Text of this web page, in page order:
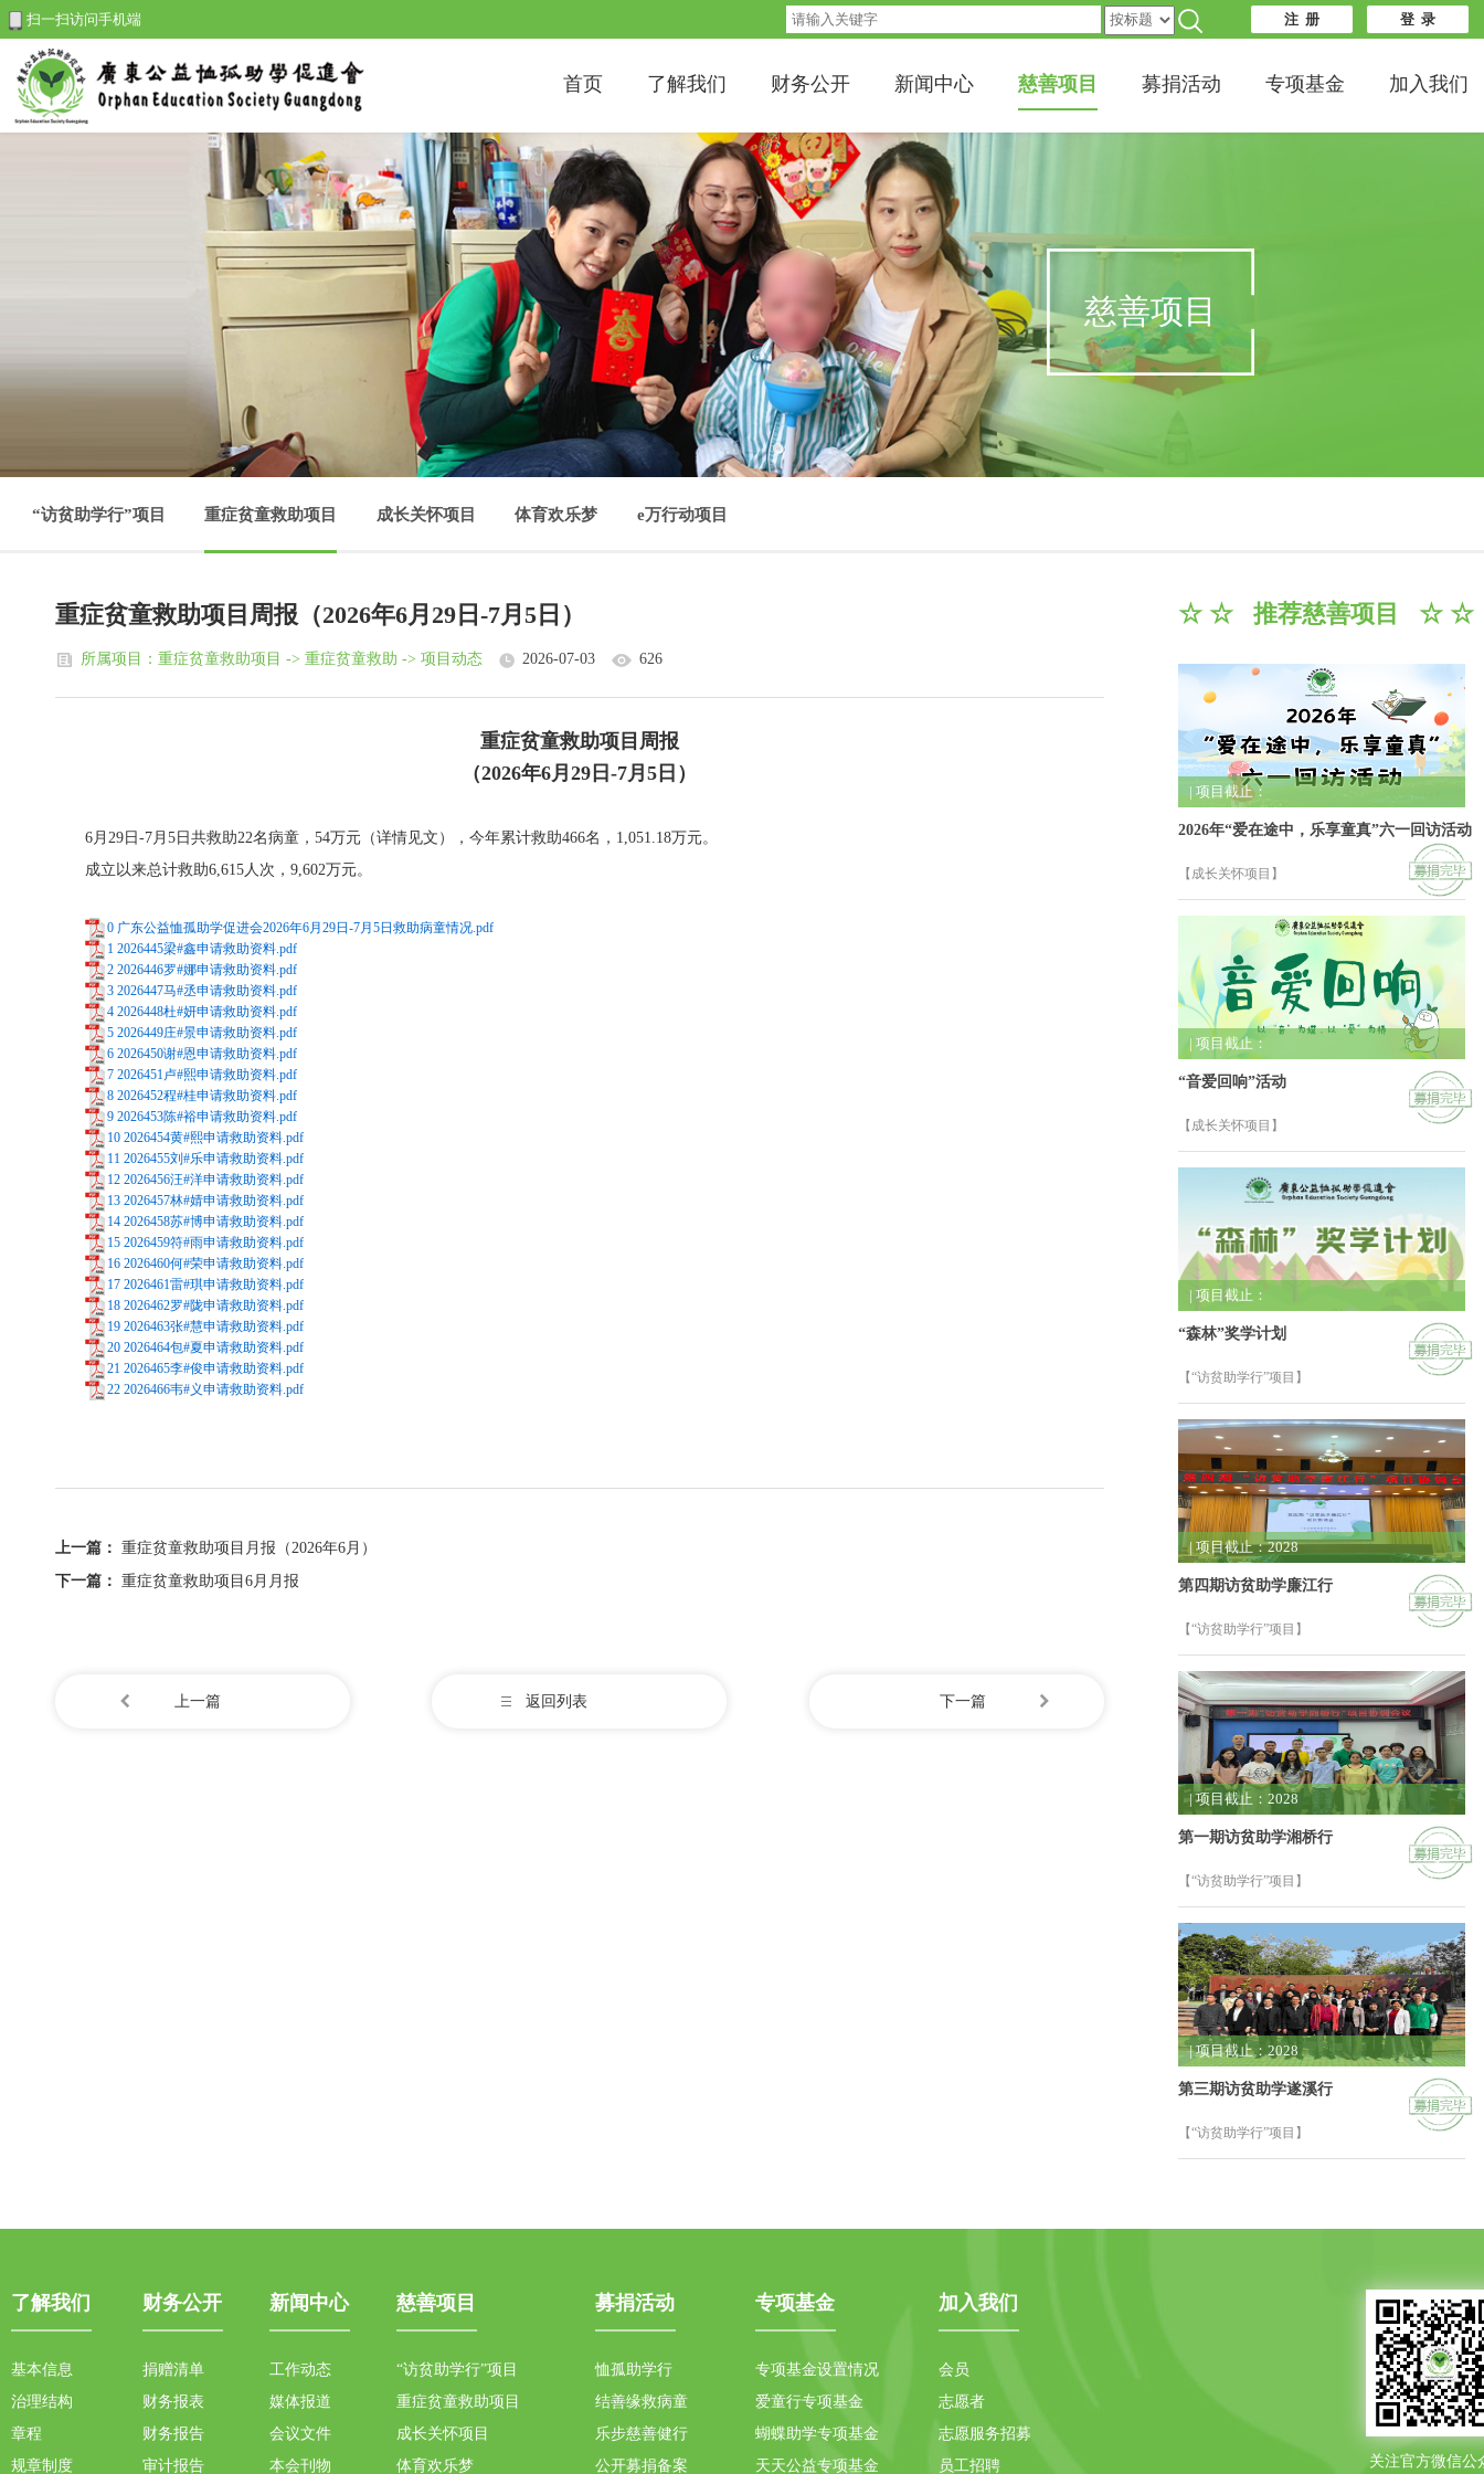
扫一扫访问手机端 注 册 登 录
首页 了解我们 财务公开 新闻中心 慈善项目 募捐活动 专项基金 加入我们
慈善项目
“访贫助学行”项目 重症贫童救助项目 成长关怀项目 体育欢乐梦 e万行动项目
重症贫童救助项目周报（2026年6月29日-7月5日）
所属项目：重症贫童救助项目 -> 重症贫童救助 -> 项目动态 2026-07-03 626
重症贫童救助项目周报
（2026年6月29日-7月5日）
6月29日-7月5日共救助22名病童，54万元（详情见文），今年累计救助466名，1,051.18万元。
成立以来总计救助6,615人次，9,602万元。
0 广东公益恤孤助学促进会2026年6月29日-7月5日救助病童情况.pdf
1 2026445梁#鑫申请救助资料.pdf
2 2026446罗#娜申请救助资料.pdf
3 2026447马#丞申请救助资料.pdf
4 2026448杜#妍申请救助资料.pdf
5 2026449庄#景申请救助资料.pdf
6 2026450谢#恩申请救助资料.pdf
7 2026451卢#熙申请救助资料.pdf
8 2026452程#桂申请救助资料.pdf
9 2026453陈#裕申请救助资料.pdf
10 2026454黄#熙申请救助资料.pdf
11 2026455刘#乐申请救助资料.pdf
12 2026456汪#洋申请救助资料.pdf
13 2026457林#婧申请救助资料.pdf
14 2026458苏#博申请救助资料.pdf
15 2026459符#雨申请救助资料.pdf
16 2026460何#荣申请救助资料.pdf
17 2026461雷#琪申请救助资料.pdf
18 2026462罗#陇申请救助资料.pdf
19 2026463张#慧申请救助资料.pdf
20 2026464包#夏申请救助资料.pdf
21 2026465李#俊申请救助资料.pdf
22 2026466韦#义申请救助资料.pdf
上一篇： 重症贫童救助项目月报（2026年6月）
下一篇： 重症贫童救助项目6月月报
上一篇 返回列表 下一篇
☆ ☆ 推荐慈善项目 ☆ ☆
| 项目截止：
2026年“爱在途中，乐享童真”六一回访活动
【成长关怀项目】
| 项目截止：
“音爱回响”活动
【成长关怀项目】
| 项目截止：
“森林”奖学计划
【“访贫助学行”项目】
| 项目截止：2028
第四期访贫助学廉江行
【“访贫助学行”项目】
| 项目截止：2028
第一期访贫助学湘桥行
【“访贫助学行”项目】
| 项目截止：2028
第三期访贫助学遂溪行
【“访贫助学行”项目】
了解我们
基本信息
治理结构
章程
规章制度
财务公开
捐赠清单
财务报表
财务报告
审计报告
新闻中心
工作动态
媒体报道
会议文件
本会刊物
慈善项目
“访贫助学行”项目
重症贫童救助项目
成长关怀项目
体育欢乐梦
募捐活动
恤孤助学行
结善缘救病童
乐步慈善健行
公开募捐备案
专项基金
专项基金设置情况
爱童行专项基金
蝴蝶助学专项基金
天天公益专项基金
加入我们
会员
志愿者
志愿服务招募
员工招聘
关注官方微信公